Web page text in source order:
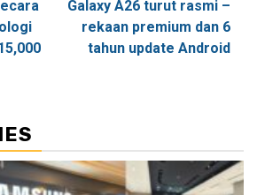
Galaxy A26 turut rasmi –
rekaan premium dan 6
tahun update Android